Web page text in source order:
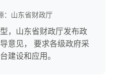
：山东省财政厅
，山东省财政厅发布政
意见， 要求各级政府采
建设和应用。